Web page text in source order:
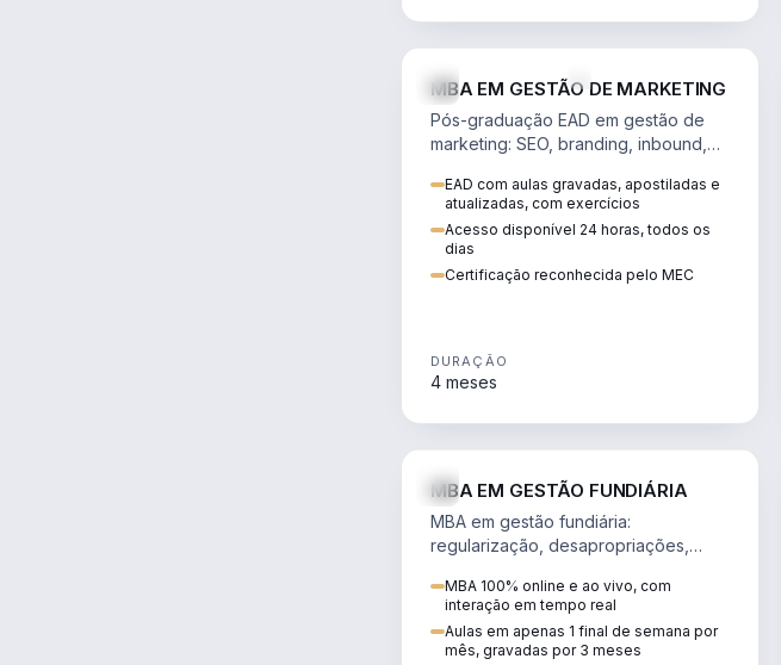
MBA EM GESTÃO DE MARKETING
Pós-graduação EAD em gestão de
marketing: SEO, branding, inbound,
decisões orientadas por dados.
EAD com aulas gravadas, apostiladas e
atualizadas, com exercícios
Acesso disponível 24 horas, todos os
dias
Certificação reconhecida pelo MEC
DURAÇÃO
4 meses
MBA EM GESTÃO FUNDIÁRIA
MBA em gestão fundiária:
regularização, desapropriações,
ambiental em projetos de
infraestrutura.
MBA 100% online e ao vivo, com
interação em tempo real
Aulas em apenas 1 final de semana por
mês, gravadas por 3 meses